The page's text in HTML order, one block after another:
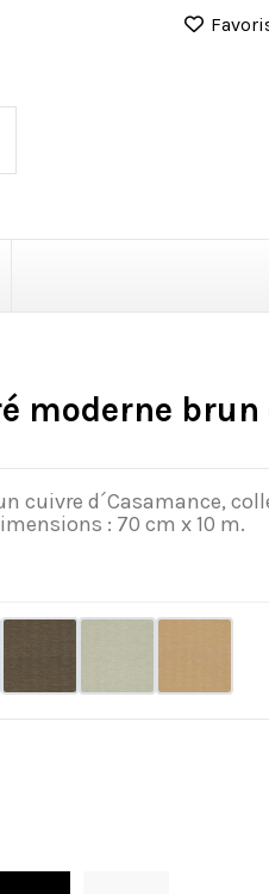
moderne brun
cuivre d´Casamance,
: 70 cm x 10 m.